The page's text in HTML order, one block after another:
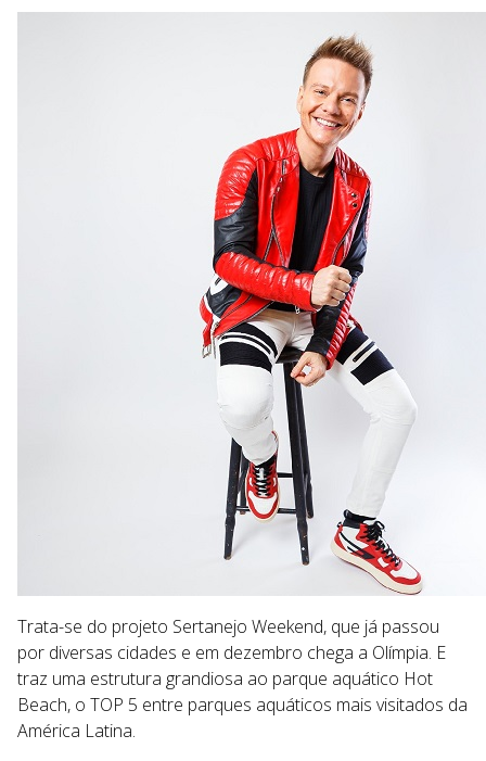
Trata-se do projeto Sertanejo Weekend, que já passou
por diversas cidades e em dezembro chega a Olímpia. E
traz uma estrutura grandiosa ao parque aquático Hot
Beach, o TOP 5 entre parques aquáticos mais visitados da
América Latina.